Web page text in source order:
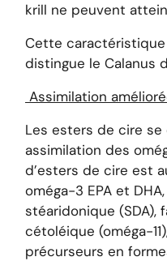
krill ne peuvent
Cette caractéristique
distingue le Calanus
Assimilation
Les esters de cire
assimilation des
d’esters de cire est
oméga-3 EPA et
stéaridonique (SDA),
cétoléique (oméga-
précurseurs en